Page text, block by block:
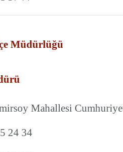
Müdürlüğü
Mahallesi
24 34